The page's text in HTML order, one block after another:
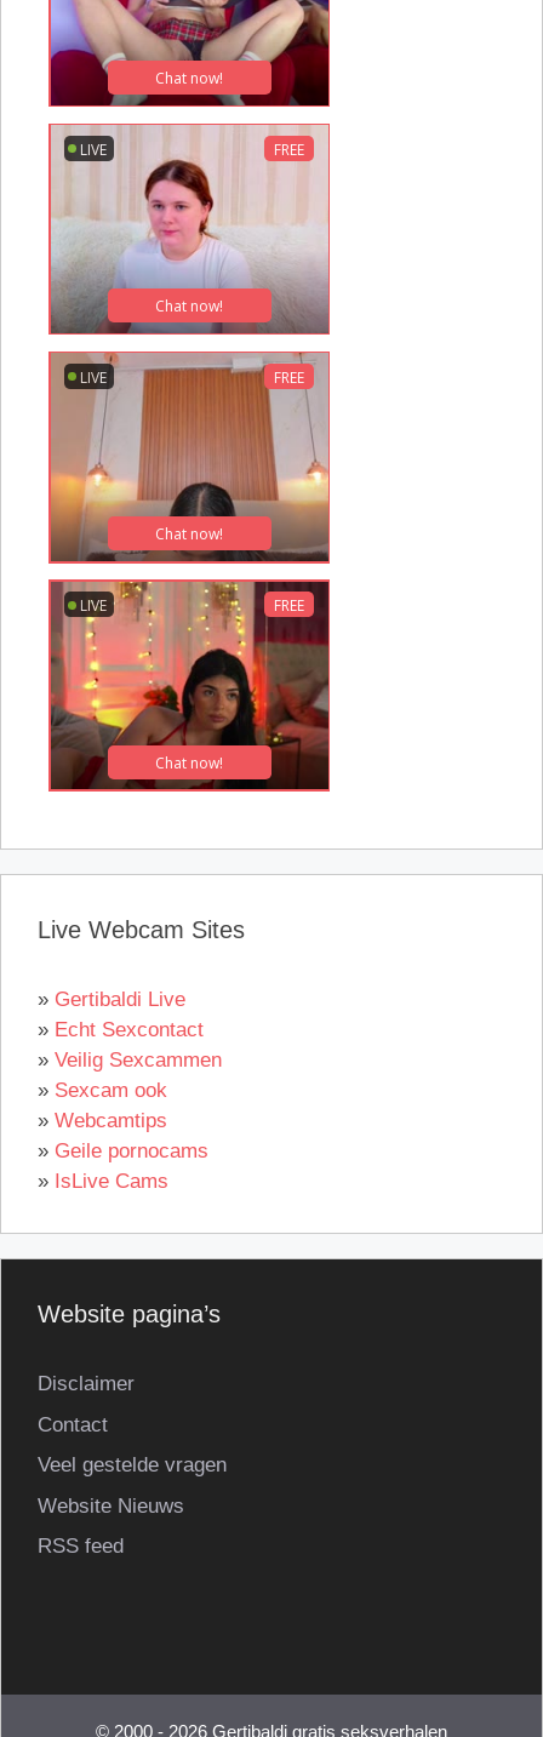
Live Webcam Sites
» Gertibaldi Live
» Echt Sexcontact
» Veilig Sexcammen
» Sexcam ook
» Webcamtips
» Geile pornocams
» IsLive Cams
Website pagina’s
Disclaimer
Contact
Veel gestelde vragen
Website Nieuws
RSS feed
© 2000 - 2026 Gertibaldi gratis seksverhalen